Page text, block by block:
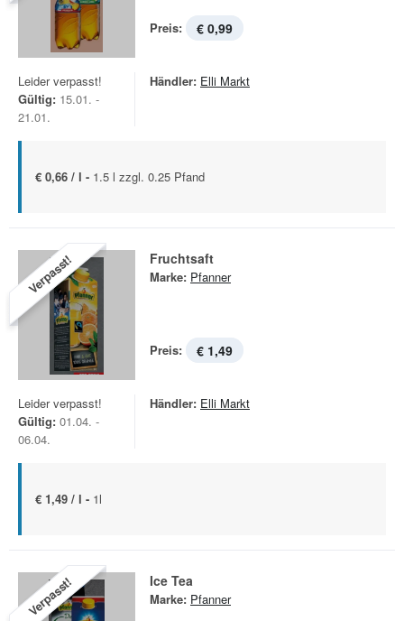
Preis: € 0,99
Leider verpasst!
Gültig: 15.01. -
21.01.
Händler: Elli Markt
€ 0,66 / l - 1.5 l zzgl. 0.25 Pfand
Verpasst! Fruchtsaft
Marke: Pfanner
Preis: € 1,49
Leider verpasst!
Gültig: 01.04. -
06.04.
Händler: Elli Markt
€ 1,49 / l - 1l
Verpasst! Ice Tea
Marke: Pfanner